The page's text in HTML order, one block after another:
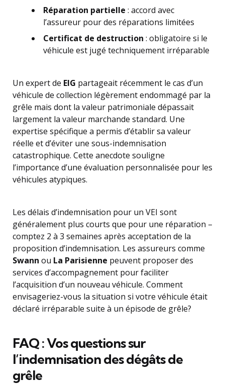
Réparation partielle : accord avec
l’assureur pour des réparations limitées
Certificat de destruction : obligatoire si le
véhicule est jugé techniquement irréparable
Un expert de EIG partageait récemment le cas d’un
véhicule de collection légèrement endommagé par la
grêle mais dont la valeur patrimoniale dépassait
largement la valeur marchande standard. Une
expertise spécifique a permis d’établir sa valeur
réelle et d’éviter une sous-indemnisation
catastrophique. Cette anecdote souligne
l’importance d’une évaluation personnalisée pour les
véhicules atypiques.
Les délais d’indemnisation pour un VEI sont
généralement plus courts que pour une réparation –
comptez 2 à 3 semaines après acceptation de la
proposition d’indemnisation. Les assureurs comme
Swann ou La Parisienne peuvent proposer des
services d’accompagnement pour faciliter
l’acquisition d’un nouveau véhicule. Comment
envisageriez-vous la situation si votre véhicule était
déclaré irréparable suite à un épisode de grêle?
FAQ : Vos questions sur
l’indemnisation des dégâts de
grêle